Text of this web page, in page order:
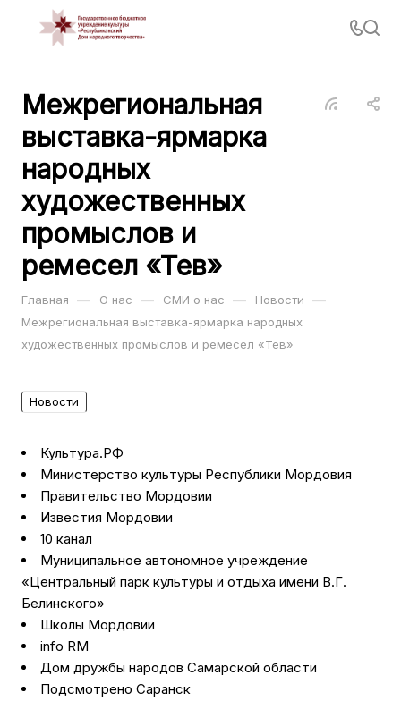
Межрегиональная
выставка-ярмарка
народных
художественных
промыслов и
ремесел «Тев»
Главная — О нас — СМИ о нас — Новости —
Межрегиональная выставка-ярмарка народных
художественных промыслов и ремесел «Тев»
Новости
Культура.РФ
Министерство культуры Республики Мордовия
Правительство Мордовии
Известия Мордовии
10 канал
Муниципальное автономное учреждение
«Центральный парк культуры и отдыха имени В.Г.
Белинского»
Школы Мордовии
info RM
Дом дружбы народов Самарской области
Подсмотрено Саранск